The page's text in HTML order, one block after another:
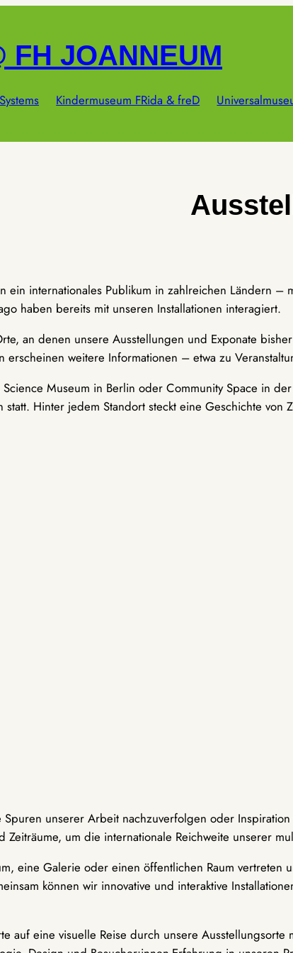
FH JOANNEUM
Kindermuseum FRida & freD
ein internationales Publikum in zahlreichen Ländern
haben bereits mit unseren Installationen interagiert.
an denen unsere Ausstellungen und Exponate
erscheinen weitere Informationen – etwa zu
Museum in Berlin oder Community Space in
statt. Hinter jedem Standort steckt eine Geschichte
unserer Arbeit nachzuverfolgen oder
Zeiträume, um die internationale Reichweite unserer
eine Galerie oder einen öffentlichen Raum
können wir innovative und interaktive
auf eine visuelle Reise durch unsere